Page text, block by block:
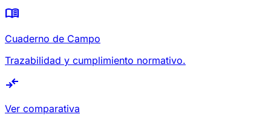
menu_book
Cuaderno de Campo
Trazabilidad y cumplimiento normativo.
compare_arrows
Ver comparativa